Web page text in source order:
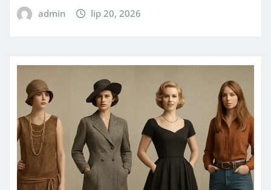
admin lip 20, 2026